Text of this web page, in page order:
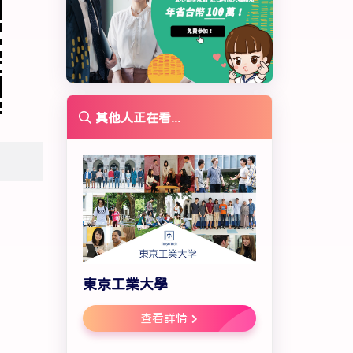
其他人正在看...
東京工業大學
查看詳情